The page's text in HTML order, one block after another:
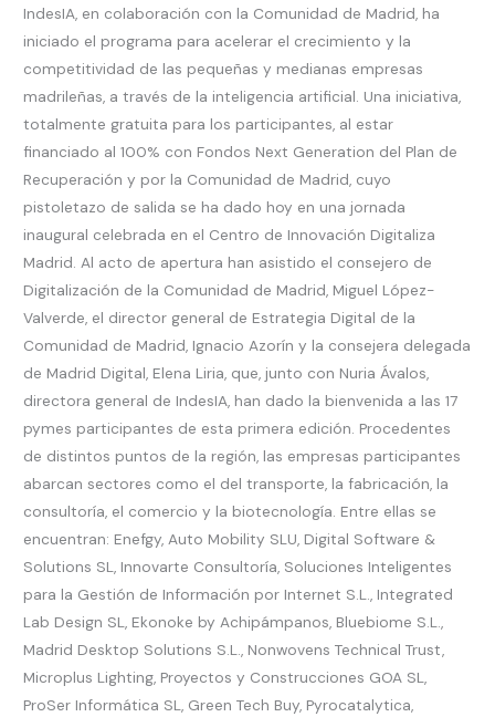
IndesIA, en colaboración con la Comunidad de Madrid, ha
iniciado el programa para acelerar el crecimiento y la
competitividad de las pequeñas y medianas empresas
madrileñas, a través de la inteligencia artificial. Una iniciativa,
totalmente gratuita para los participantes, al estar
financiado al 100% con Fondos Next Generation del Plan de
Recuperación y por la Comunidad de Madrid, cuyo
pistoletazo de salida se ha dado hoy en una jornada
inaugural celebrada en el Centro de Innovación Digitaliza
Madrid. Al acto de apertura han asistido el consejero de
Digitalización de la Comunidad de Madrid, Miguel López-
Valverde, el director general de Estrategia Digital de la
Comunidad de Madrid, Ignacio Azorín y la consejera delegada
de Madrid Digital, Elena Liria, que, junto con Nuria Ávalos,
directora general de IndesIA, han dado la bienvenida a las 17
pymes participantes de esta primera edición. Procedentes
de distintos puntos de la región, las empresas participantes
abarcan sectores como el del transporte, la fabricación, la
consultoría, el comercio y la biotecnología. Entre ellas se
encuentran: Enefgy, Auto Mobility SLU, Digital Software &
Solutions SL, Innovarte Consultoría, Soluciones Inteligentes
para la Gestión de Información por Internet S.L., Integrated
Lab Design SL, Ekonoke by Achipámpanos, Bluebiome S.L.,
Madrid Desktop Solutions S.L., Nonwovens Technical Trust,
Microplus Lighting, Proyectos y Construcciones GOA SL,
ProSer Informática SL, Green Tech Buy, Pyrocatalytica,
para
empresas
madrileñas